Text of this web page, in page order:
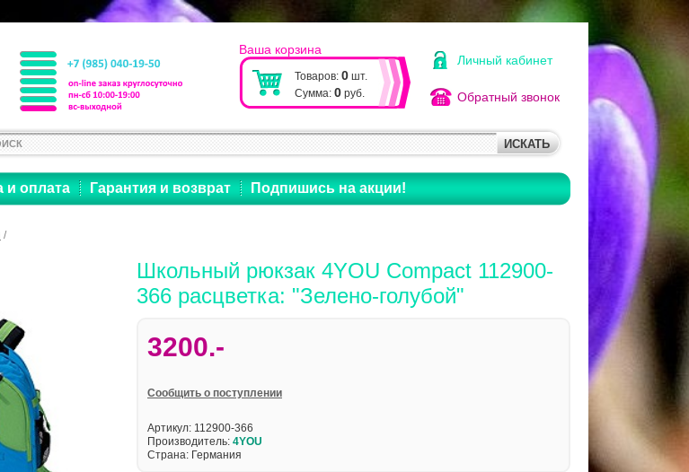
Личный кабинет
Обратный звонок
Ваша корзина
Товаров: 0 шт.
Сумма: 0 руб.
и оплата Гарантия и возврат Подпишись на акции!
/
Школьный рюкзак 4YOU Compact 112900-
366 расцветка: "Зелено-голубой"
3200.-
Cообщить о поступлении
Артикул: 112900-366
Производитель: 4YOU
Страна: Германия